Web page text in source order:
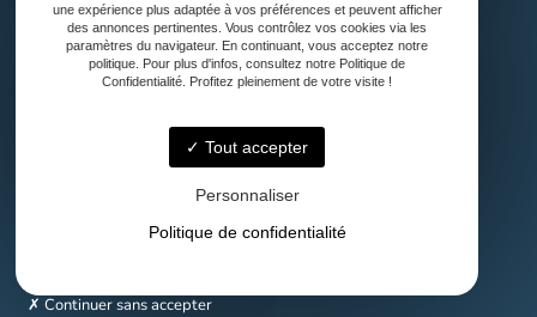
40500 Audignon
une expérience plus adaptée à vos préférences et peuvent afficher
des annonces pertinentes. Vous contrôlez vos cookies via les
paramètres du navigateur. En continuant, vous acceptez notre
politique. Pour plus d'infos, consultez notre Politique de
Confidentialité. Profitez pleinement de votre visite !
Tout accepter
Personnaliser
Politique de confidentialité
Continuer sans accepter